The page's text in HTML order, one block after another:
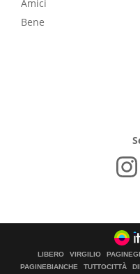
Amici
Bene
LIBERO VIRGILIO
PAGINEBIANCHE
TUTTOCITTÀ